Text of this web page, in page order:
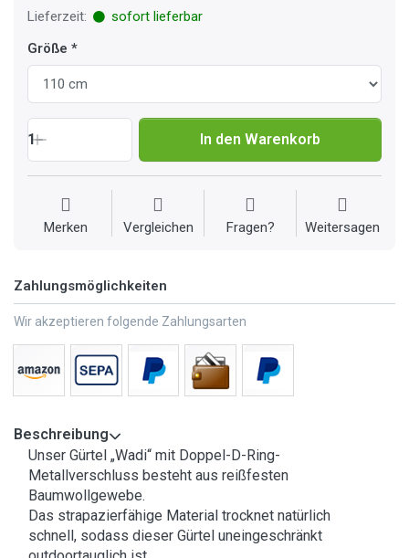
Lieferzeit:
sofort lieferbar
Größe
1 In den Warenkorb
Merken Vergleichen Fragen? Weitersagen
Zahlungsmöglichkeiten
Wir akzeptieren folgende Zahlungsarten
Beschreibung
Unser Gürtel „Wadi“ mit Doppel-D-Ring-
Metallverschluss besteht aus reißfesten
Baumwollgewebe.
Das strapazierfähige Material trocknet natürlich
schnell, sodass dieser Gürtel uneingeschränkt